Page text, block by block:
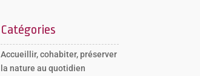
Catégories
Accueillir, cohabiter, préserver
la nature au quotidien